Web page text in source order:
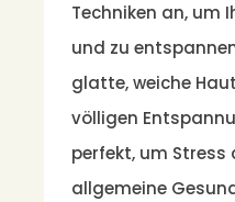
Techniken an, um
und zu
glatte, weiche
völligen
perfekt, um
allgemeine